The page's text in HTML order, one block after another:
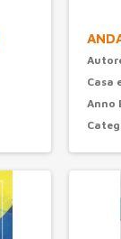
Casa
Anno